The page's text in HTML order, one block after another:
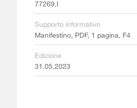
77269.I
Supporto informativo
Manifestino, PDF, 1 pagina, F4
Edizione
31.05.2023